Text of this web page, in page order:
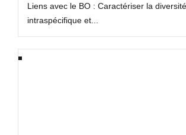
Liens avec le BO : Caractériser la diversité
intraspécifique et...